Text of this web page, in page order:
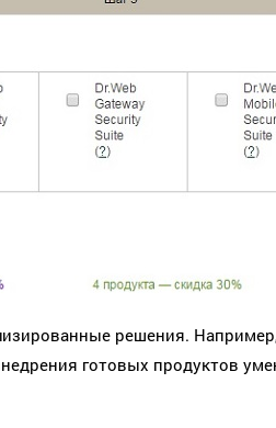
решения.
готовых продуктов